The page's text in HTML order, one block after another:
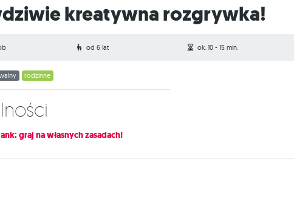
kreatywna rozgrywka!
od 6 lat ok. 10 - 15 min.
rodzinne
graj na własnych zasadach!